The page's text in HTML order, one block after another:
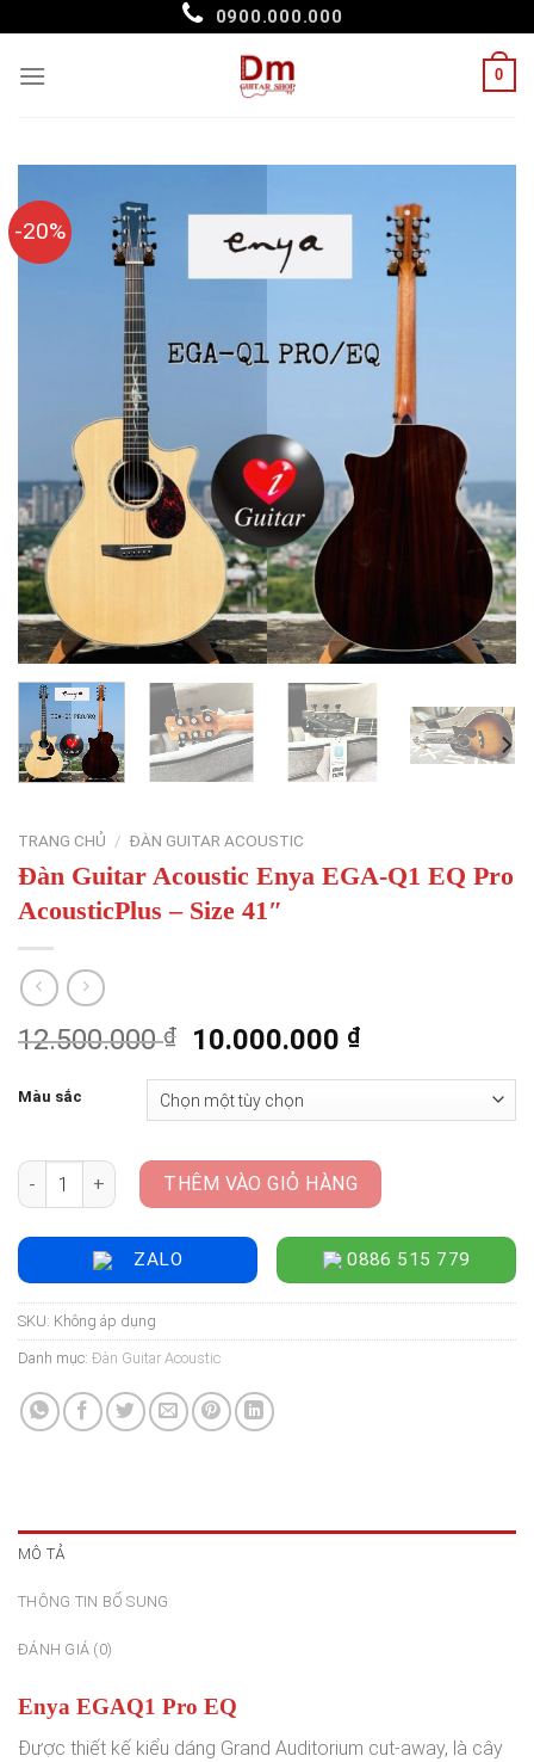
content
0900.000.000
0
-20%
TRANG CHỦ / ĐÀN GUITAR ACOUSTIC
Đàn Guitar Acoustic Enya EGA-Q1 EQ Pro
AcousticPlus – Size 41″
12.500.000₫
Giá
là:
12.500.000 ₫.
10.000.000 ₫Giá
là:
10.000.000 ₫.
Màu sắc
Đàn Guitar Acoustic Enya EGA-Q1 EQ Pro AcousticPlus -
THÊM VÀO GIỎ HÀNG
ZALO 0886 515 779
SKU: Không áp dụng
Danh mục: Đàn Guitar Acoustic
MÔ TẢ
THÔNG TIN BỔ SUNG
ĐÁNH GIÁ (0)
Enya EGAQ1 Pro EQ
Được thiết kế kiểu dáng Grand Auditorium cut-away, là cây